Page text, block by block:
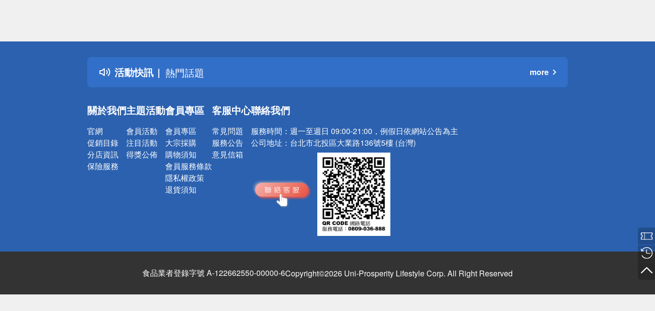
活動快訊
詐騙網頁！請小心！
得獎公告
熱門話題
銀行優惠
詐騙網頁！請小心！
more
關於我們
官網
促銷目錄
分店資訊
保險服務
主題活動
會員活動
注目活動
得獎公佈
會員專區
會員專區
大宗採購
購物須知
會員服務條款
隱私權政策
退貨須知
客服中心
常見問題
服務公告
意見信箱
聯絡我們
服務時間： 週一至週日 09:00-21:00，例假日依網站公告為主
公司地址： 台北市北投區大業路136號5樓 (台灣)
食品業者登錄字號 A-122662550-00000-6Copyright©2026 Uni-Prosperity Lifestyle Corp. All Right Reserved